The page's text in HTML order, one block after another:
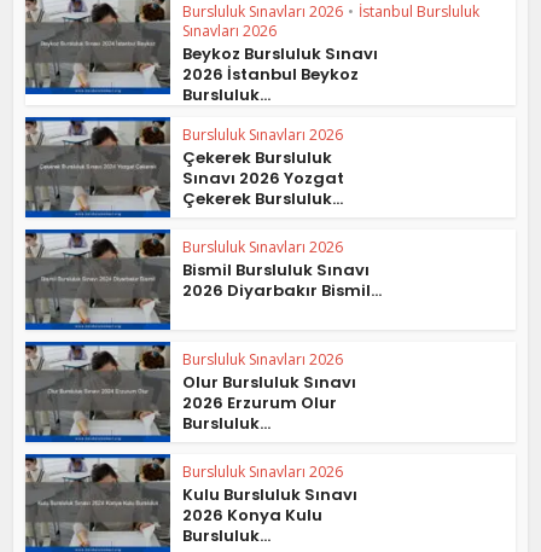
Bursluluk Sınavları 2026 • İstanbul Bursluluk
Sınavları 2026
Beykoz Bursluluk Sınavı
2026 İstanbul Beykoz
Bursluluk...
Bursluluk Sınavları 2026
Çekerek Bursluluk
Sınavı 2026 Yozgat
Çekerek Bursluluk...
Bursluluk Sınavları 2026
Bismil Bursluluk Sınavı
2026 Diyarbakır Bismil...
Bursluluk Sınavları 2026
Olur Bursluluk Sınavı
2026 Erzurum Olur
Bursluluk...
Bursluluk Sınavları 2026
Kulu Bursluluk Sınavı
2026 Konya Kulu
Bursluluk...